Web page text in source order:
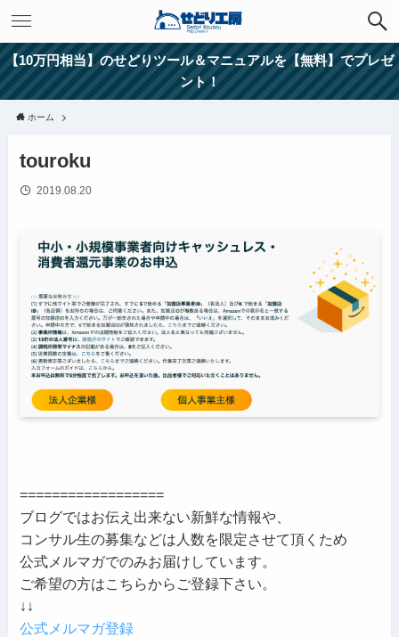
【10万円相当】のせどりツール＆マニュアルを【無料】でプレゼ
ント！
ホーム
touroku
2019.08.20
==================
ブログではお伝え出来ない新鮮な情報や、
コンサル生の募集などは人数を限定させて頂くため
公式メルマガでのみお届けしています。
ご希望の方はこちらからご登録下さい。
↓↓
公式メルマガ登録